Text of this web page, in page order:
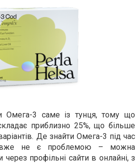
Омега-3 саме із тунця, тому що
приблизно 25%, що більше
Де знайти Омега-3 під час
вже не є проблемою – можна
через профільні сайти в онлайні, з